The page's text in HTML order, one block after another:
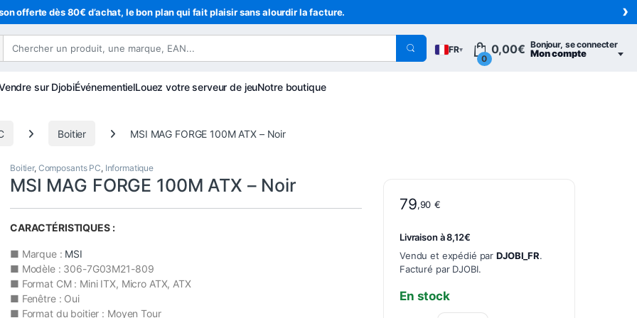
offerte dès 80€ d’achat, le bon plan qui fait plaisir sans alourdir la facture. ›
FR▾ Bonjour, se connecter
Mon compte
0
0,00€
sur DjobiÉvénementielLouez votre serveur de jeuNotre boutique
Boitier MSI MAG FORGE 100M ATX – Noir
Boitier, Composants PC, Informatique
MSI MAG FORGE 100M ATX – Noir
CARACTÉRISTIQUES :
■ Marque : MSI
■ Modèle : ‎306-7G03M21-809
■ Format CM : Mini ITX, Micro ATX, ATX
■ Fenêtre : Oui
■ Format du boitier : Moyen Tour
79,90 €
Livraison à 8,12€
Vendu et expédié parDJOBI_FR.
Facturé par DJOBI.
En stock